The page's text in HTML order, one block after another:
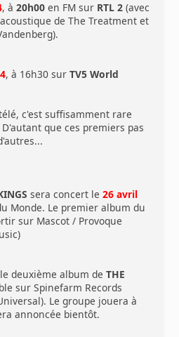
, à20h00 en FM sur RTL 2 (avec
de The Treatment et
, à 16h30 surTV5 World
c'est suffisamment rare
que ces premiers pas
sera concert le26 avril
Monde. Le premier album du
sur Mascot / Provoque
deuxième album deTHE
sur Spinefarm Records
Le groupe jouera à
annoncée bientôt.